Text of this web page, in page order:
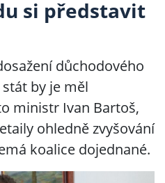
si představit
důchodového
by je měl
ministr Ivan Bartoš,
ohledně zvyšování
koalice dojednané.